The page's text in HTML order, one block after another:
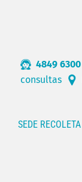
4849 6300
consultas
SEDE RECOLETA